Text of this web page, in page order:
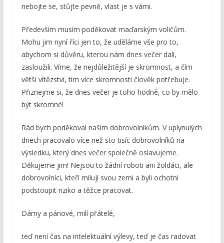
nebojte se, stůjte pevně, vlast je s vámi.
Především musím poděkovat maďarským voličům.
Mohu jim nyní říci jen to, že uděláme vše pro to,
abychom si důvěru, kterou nám dnes večer dali,
zasloužili. Víme, že nejdůležitější je skromnost, a čím
větší vítězství, tím více skromnosti člověk potřebuje.
Přiznejme si, že dnes večer je toho hodně, co by mělo
být skromné!
Rád bych poděkoval našim dobrovolníkům. V uplynulých
dnech pracovalo více než sto tisíc dobrovolníků na
výsledku, který dnes večer společně oslavujeme.
Děkujeme jim! Nejsou to žádní roboti ani žoldáci, ale
dobrovolníci, kteří milují svou zemi a byli ochotni
podstoupit riziko a těžce pracovat.
Dámy a pánové, milí přátelé,
teď není čas na intelektuální výlevy, teď je čas radovat